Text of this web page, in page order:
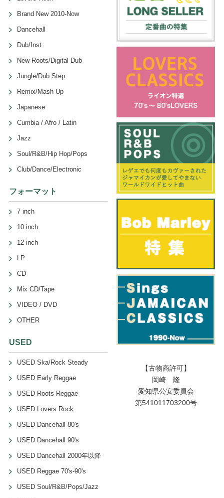
Brand New 2010-Now
Dancehall
Dub/Inst
New Roots/Digital Dub
Jungle/Dub Step
Remix/Mash Up
Japanese
Cumbia / Afro / Latin
Jazz
Soul/R&B/Hip Hop/Pops
Club/Dance/Electronic
フォーマット
7 inch
10 inch
12 inch
LP
CD
Mix CD/Tape
VIDEO / DVD
OTHER
USED
USED Ska/Rock Steady
USED Early Reggae
USED Roots Reggae
USED Lovers Rock
USED Dancehall 80's
USED Dancehall 90's
USED Dancehall 2000年以降
USED Reggae 70's-90's
USED Soul/R&B/Pops/Jazz
【古物商許可】
岡崎 隆
愛知県公安委員会
第541011703200号